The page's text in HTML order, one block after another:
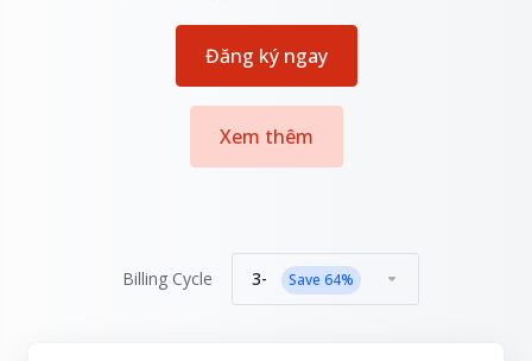
Đăng ký ngay
Xem thêm
Billing Cycle 3- Save 64%